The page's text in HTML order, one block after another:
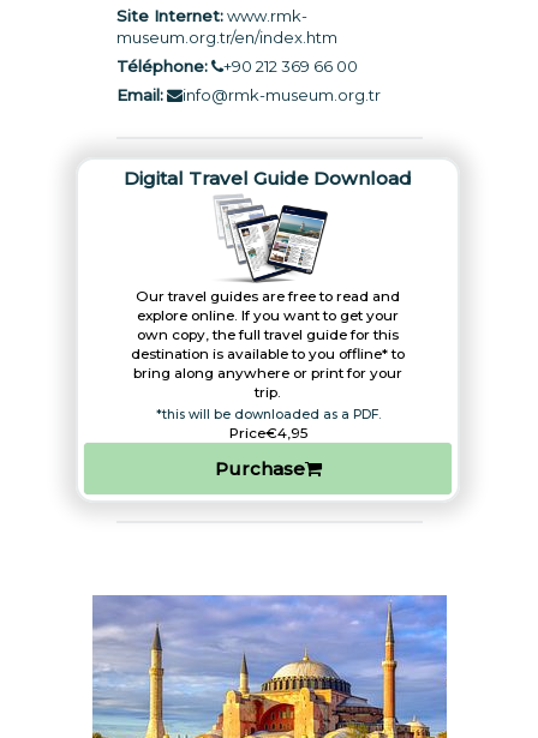
Site Internet: www.rmk-
museum.org.tr/en/index.htm
Téléphone:
+90 212 369 66 00
Email:
info@rmk-museum.org.tr
Digital Travel Guide Download
Our travel guides are free to read and
explore online. If you want to get your
own copy, the full travel guide for this
destination is available to you offline* to
bring along anywhere or print for your
trip.​
*this will be downloaded as a PDF.
Price€4,95
Purchase